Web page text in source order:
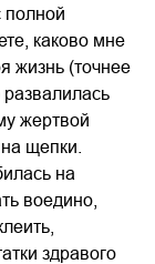
полной
каково мне
жизнь (точнее
развалилась
жертвой
щепки.
на
воедино,
здравого